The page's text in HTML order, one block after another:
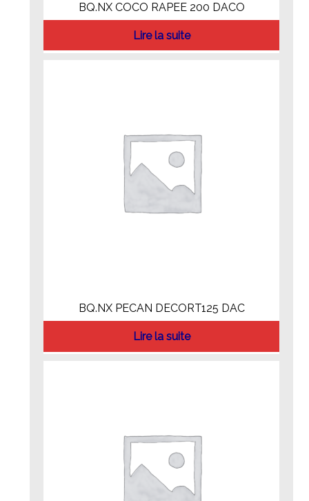
BQ.NX COCO RAPEE 200 DACO
Lire la suite
BQ.NX PECAN DECORT125 DAC
Lire la suite